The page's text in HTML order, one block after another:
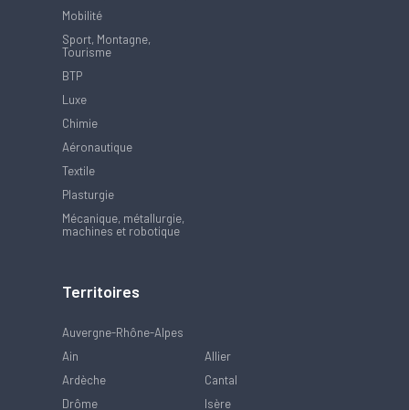
Mobilité
Sport, Montagne,
Tourisme
BTP
Luxe
Chimie
Aéronautique
Textile
Plasturgie
Mécanique, métallurgie,
machines et robotique
Territoires
Auvergne-Rhône-Alpes
Ain
Allier
Ardèche
Cantal
Drôme
Isère